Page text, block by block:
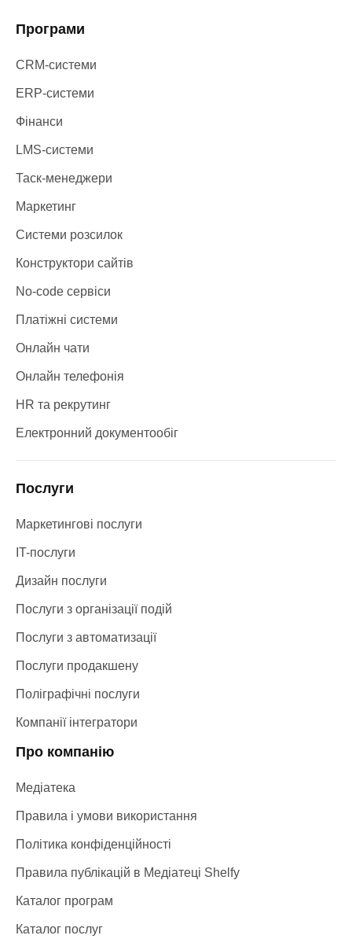
Програми
CRM-системи
ERP-системи
Фінанси
LMS-системи
Таск-менеджери
Маркетинг
Системи розсилок
Конструктори сайтів
No-code сервіси
Платіжні системи
Онлайн чати
Онлайн телефонія
HR та рекрутинг
Електронний документообіг
Послуги
Маркетингові послуги
IT-послуги
Дизайн послуги
Послуги з організації подій
Послуги з автоматизації
Послуги продакшену
Поліграфічні послуги
Компанії інтегратори
Про компанію
Медіатека
Правила і умови використання
Політика конфіденційності
Правила публікацій в Медіатеці Shelfy
Каталог програм
Каталог послуг